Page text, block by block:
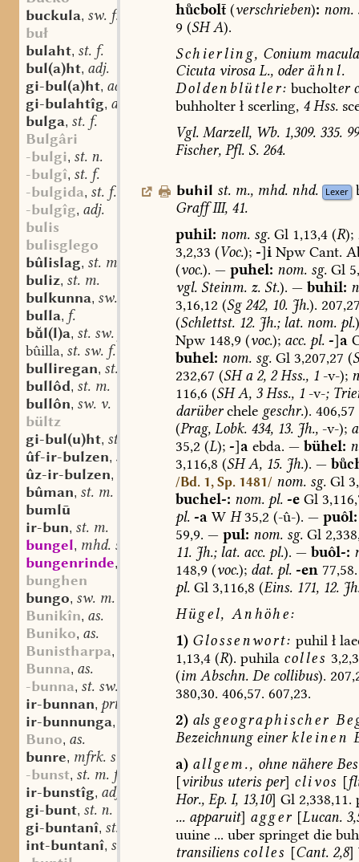
buckula, sw. f.
buł
bulaht, st. f.
bul(a)ht, adj.
gi-bul(a)ht, adj.
gi-bulahtîg, adj.
bulga, st. f.
Bulgâri
-bulgi, st. n.
-bulgî, st. f.
-bulgida, st. f.
-bulgîg, adj.
bulis
bulisglego
bûlislag, st. m.
buliz, st. m.
bulkunna, sw. f.
bulla, f.
bl(l)a, st. sw. f.
bûilla, st. sw. f.
bulliregan, st. m.
bullôd, st. m.
bullôn, sw. v.
bültz
gi-bul(u)ht, st. f.
ûf-ir-bulzen, sw. v.
ûz-ir-bulzen,
bûman, st. m.
bumlū
ir-bun, st. m.
bungel, mhd. st. m.
bungenrinde,
bunghen
bungo, sw. m.
Bunikîn, as.
Buniko, as.
Bunistharpa,
Bunna, as.
-bunna, st. sw. f.
ir-bunnan, prt.-prs.
ir-bunnunga,
Buno, as.
bunre, mfrk. st. n.
-bunst, st. m. f.
ir-bunstîg, adj.
gi-bunt, st. n.
gi-buntanî, st. f.
int-buntanî, st. f.
hcbol (verschrieben): nom.
9 (SHA).
Schierling, Conium
Cicuta virosaL.,oder ähnl.
Doldenblütler: bucholter
buhholterłscerling, 4Hss.
Vgl.Marzell,Wb.1,309.335.
Fischer, Pfl.S.264.
buhil st. m., mhd. nhd. Lexer
GraffIII,41.
puhil: nom.sg.Gl1,13,4(R);
3,2,33 (Voc.); -]iNpwCant.
(voc.). — puhel: nom.sg.Gl
vgl.Steinm.z.St.). — buhil:
3,16,12 (Sg242,10.Jh.).
(Schlettst.12.Jh.;lat.nom.pl.
Npw148,9 (voc.); acc.pl. -]a
buhel: nom.sg.Gl3,207,27 (
232,67 (SHa2,2Hss.,1-v-);
116,6 (SHA, 3Hss.,1-v-;
darüberchele geschr.). 406,57
(Prag,Lobk.434, 13.Jh.,-v-);
35,2 (L); -]aebda. — bühel:
3,116,8 (SHA,15.Jh.). —
/Bd. 1, Sp. 1481/ nom.sg.Gl
buchel-: nom.pl. -e Gl
pl. -aW H35,2 (-û-). — puôl:
59,9. — pul: nom.sg.Gl
11.Jh.;lat.acc.pl.). — buôl-:
148,9 (voc.); dat.pl. -en77,58.
pl.Gl3,116,8 (Eins.171,12.
Hügel, Anhöhe:
1) Glossenwort: puhilł
1,13,4 (R). puhila colles
(imAbschn.De collibus).
380,30. 406,57. 607,23.
2) als geographischer
Bezeichnung einer kleinen
a) allgem., ohne nähere
[viribus uterisper] clivos [
Hor.,Ep.I,13,10] Gl2,338,11.
...apparuit] agger [Lucan.
uuine... uberspringetdie
transiliens colles [Cant.2,8]